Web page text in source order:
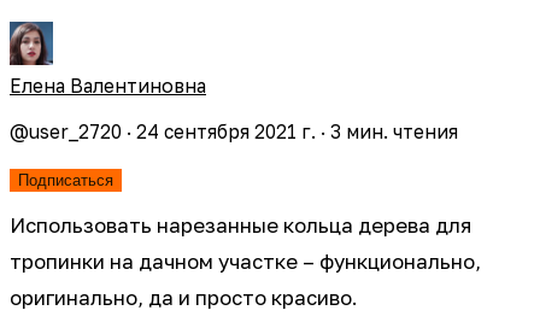
Елена Валентиновна
@user_2720 · 24 сентября 2021 г. · 3 мин. чтения
Подписаться
Использовать нарезанные кольца дерева для
тропинки на дачном участке – функционально,
оригинально, да и просто красиво.